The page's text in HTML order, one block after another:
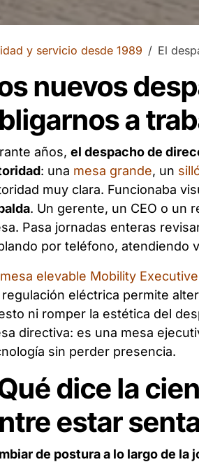
y servicio desde 1989 El
nuevos
a
años, el despacho de
: una mesa grande, un
muy clara. Funcionaba
. Un gerente, un CEO o un
Pasa jornadas enteras
por teléfono, atendiendo
mesa elevable Mobility
regulación eléctrica permite
ni romper la estética del
directiva: es una mesa
sin perder presencia.
dice la
estar
de postura a lo largo de la